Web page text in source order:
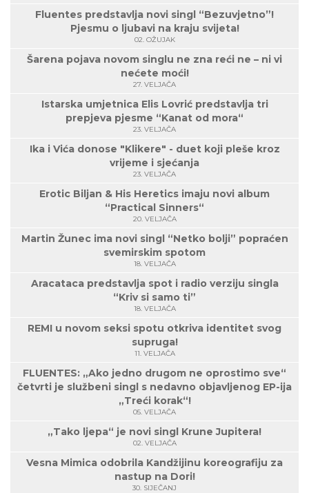
Fluentes predstavlja novi singl “Bezuvjetno”!
Pjesmu o ljubavi na kraju svijeta!
02. OŽUJAK
Šarena pojava novom singlu ne zna reći ne – ni vi
nećete moći!
27. VELJAČA
Istarska umjetnica Elis Lovrić predstavlja tri
prepjeva pjesme “Kanat od mora“
23. VELJAČA
Ika i Vića donose "Klikere" - duet koji pleše kroz
vrijeme i sjećanja
23. VELJAČA
Erotic Biljan & His Heretics imaju novi album
“Practical Sinners“
20. VELJAČA
Martin Žunec ima novi singl “Netko bolji” popraćen
svemirskim spotom
18. VELJAČA
Aracataca predstavlja spot i radio verziju singla
“Kriv si samo ti”
18. VELJAČA
REMI u novom seksi spotu otkriva identitet svog
supruga!
11. VELJAČA
FLUENTES: „Ako jedno drugom ne oprostimo sve“
četvrti je službeni singl s nedavno objavljenog EP-ija
„Treći korak“!
05. VELJAČA
„Tako ljepa“ je novi singl Krune Jupitera!
02. VELJAČA
Vesna Mimica odobrila Kandžijinu koreografiju za
nastup na Dori!
30. SIJEČANJ